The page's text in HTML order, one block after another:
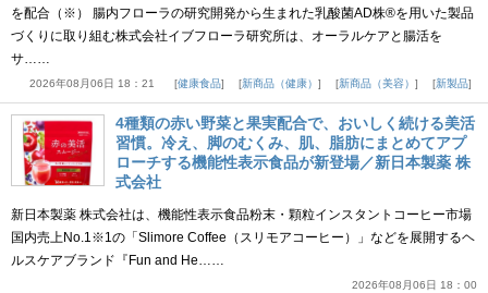
を配合（※） 腸内フローラの研究開発から生まれた乳酸菌AD株®を用いた製品
づくりに取り組む株式会社イブフローラ研究所は、オーラルケアと腸活を
サ……
2026年08月06日 18：21 健康食品 新商品（健康） 新商品（美容） 新製品
4種類の赤い野菜と果実配合で、おいしく続ける美活
習慣。冷え、脚のむくみ、肌、脂肪にまとめてアプ
ローチする機能性表示食品が新登場／新日本製薬 株
式会社
新日本製薬 株式会社は、機能性表示食品粉末・顆粒インスタントコーヒー市場
国内売上No.1※1の「Slimore Coffee（スリモアコーヒー）」などを展開するヘ
ルスケアブランド『Fun and He……
2026年08月06日 18：00